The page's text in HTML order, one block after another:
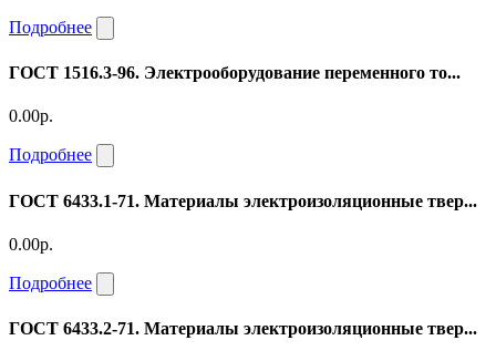
Подробнее
ГОСТ 1516.3-96. Электрооборудование переменного то...
0.00р.
Подробнее
ГОСТ 6433.1-71. Материалы электроизоляционные твер...
0.00р.
Подробнее
ГОСТ 6433.2-71. Материалы электроизоляционные твер...